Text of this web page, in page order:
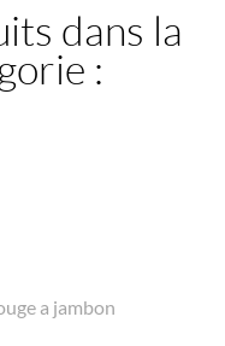
dans la
: